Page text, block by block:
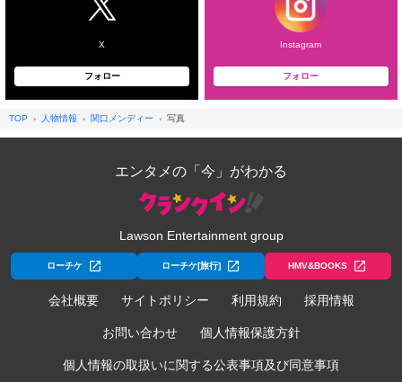
X
フォロー
Instagram
フォロー
TOP 人物情報 関口メンディー 写真
エンタメの「今」がわかる
Lawson Entertainment group
ローチケ ローチケ[旅行] HMV&BOOKS
会社概要 サイトポリシー 利用規約 採用情報
お問い合わせ 個人情報保護方針
個人情報の取扱いに関する公表事項及び同意事項